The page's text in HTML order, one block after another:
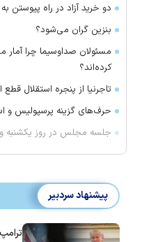
دو خرید آزاد در راه پیوستن
بنزین گران می‌شود؟
مسئولان صداوسیما چرا آمار
کرده‌اند؟
تاجرنیا از پنجره استقلال قطع
حرف‌های گزینه پرسپولیس و
جلسه مجلس در روز یکشنبه
پیشنهاد سردبیر